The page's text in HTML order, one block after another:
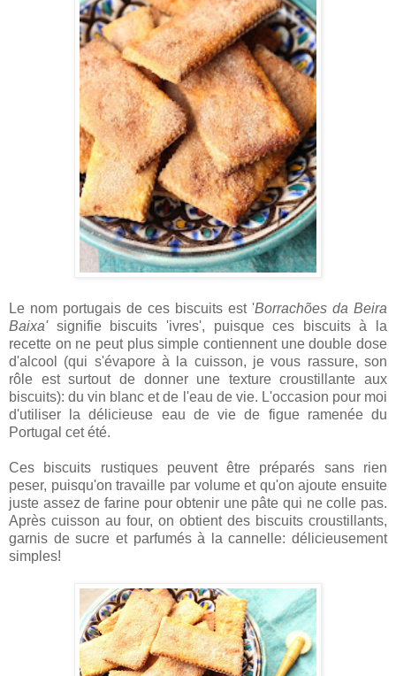
Le nom portugais de ces biscuits est 'Borrachões da Beira
Baixa' signifie biscuits 'ivres', puisque ces biscuits à la
recette on ne peut plus simple contiennent une double dose
d'alcool (qui s'évapore à la cuisson, je vous rassure, son
rôle est surtout de donner une texture croustillante aux
biscuits): du vin blanc et de l'eau de vie. L'occasion pour moi
d'utiliser la délicieuse eau de vie de figue ramenée du
Portugal cet été.
Ces biscuits rustiques peuvent être préparés sans rien
peser, puisqu'on travaille par volume et qu'on ajoute ensuite
juste assez de farine pour obtenir une pâte qui ne colle pas.
Après cuisson au four, on obtient des biscuits croustillants,
garnis de sucre et parfumés à la cannelle: délicieusement
simples!